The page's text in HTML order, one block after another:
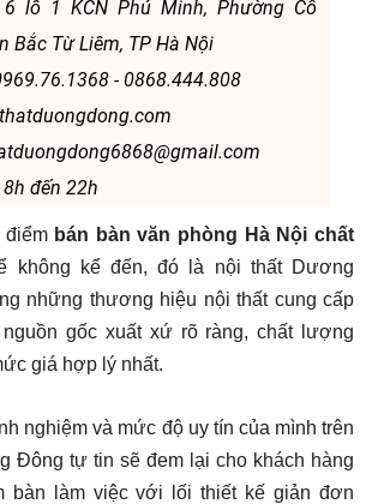
lô 1 KCN Phú Minh, Phường Cổ
Bắc Từ Liêm, TP Hà Nội
- 0868.444.808
đến 22h
điểmbán bàn văn phòng Hà Nội chất
không kể đến, đó là nội thất Dương
những thương hiệu nội thất cung cấp
gốc xuất xứ rõ ràng, chất lượng
giá hợp lý nhất.
nghiệm và mức độ uy tín của mình trên
Đông tự tin sẽ đem lại cho khách hàng
bàn làm việc với lối thiết kế giản đơn